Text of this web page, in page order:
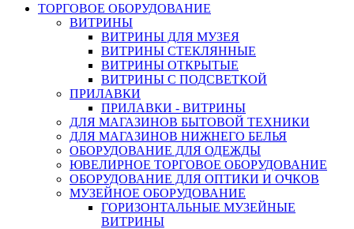
ТОРГОВОЕ ОБОРУДОВАНИЕ
ВИТРИНЫ
ВИТРИНЫ ДЛЯ МУЗЕЯ
ВИТРИНЫ СТЕКЛЯННЫЕ
ВИТРИНЫ ОТКРЫТЫЕ
ВИТРИНЫ С ПОДСВЕТКОЙ
ПРИЛАВКИ
ПРИЛАВКИ - ВИТРИНЫ
ДЛЯ МАГАЗИНОВ БЫТОВОЙ ТЕХНИКИ
ДЛЯ МАГАЗИНОВ НИЖНЕГО БЕЛЬЯ
ОБОРУДОВАНИЕ ДЛЯ ОДЕЖДЫ
ЮВЕЛИРНОЕ ТОРГОВОЕ ОБОРУДОВАНИЕ
ОБОРУДОВАНИЕ ДЛЯ ОПТИКИ И ОЧКОВ
МУЗЕЙНОЕ ОБОРУДОВАНИЕ
ГОРИЗОНТАЛЬНЫЕ МУЗЕЙНЫЕ
ВИТРИНЫ